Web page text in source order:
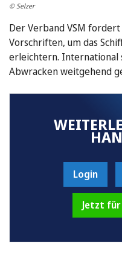
© Selzer
Der Verband VSM
Vorschriften, um das
erleichtern. International
Abwracken weitgehend
Login
Jetzt